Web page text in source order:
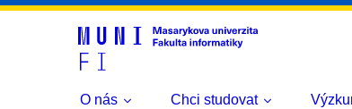
O nás Chci studovat